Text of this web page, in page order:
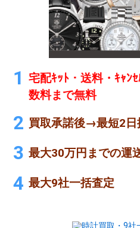
宅配ｷｯﾄ・送料・ｷｬﾝ
数料まで無料
買取承諾後→最短2日
最大30万円までの運
最大9社一括査定
時計買取・9社